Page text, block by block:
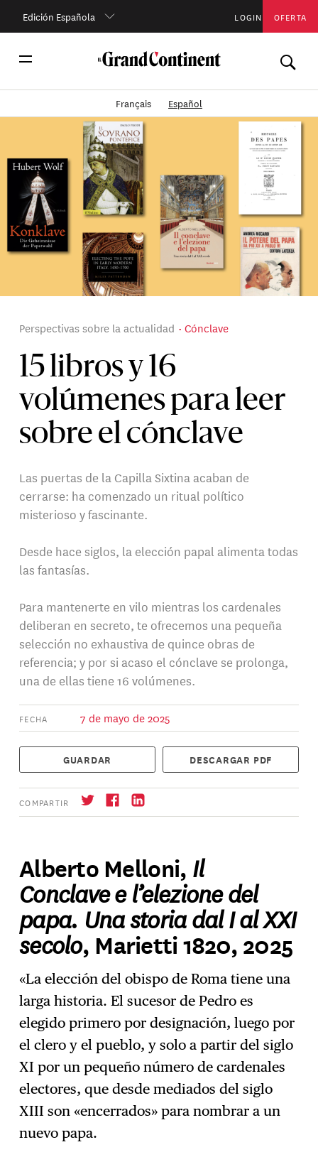
Edición Española LOGIN OFERTA
Français Español
15 libros y 16
volúmenes para leer
sobre el cónclave
Perspectivas sobre la actualidad Cónclave
Las puertas de la Capilla Sixtina acaban de
cerrarse: ha comenzado un ritual político
misterioso y fascinante.
Desde hace siglos, la elección papal alimenta todas
las fantasías.
Para mantenerte en vilo mientras los cardenales
deliberan en secreto, te ofrecemos una pequeña
selección no exhaustiva de quince obras de
referencia; y por si acaso el cónclave se prolonga,
una de ellas tiene 16 volúmenes.
FECHA 7 de mayo de 2025
GUARDAR DESCARGAR PDF
COMPARTIR
→ Suscríbase
Alberto Melloni, Il
Conclave e l’elezione del
papa. Una storia dal I al XXI
secolo, Marietti 1820, 2025
«La elección del obispo de Roma tiene una
larga historia. El sucesor de Pedro es
elegido primero por designación, luego por
el clero y el pueblo, y solo a partir del siglo
XI por un pequeño número de cardenales
electores, que desde mediados del siglo
XIII son «encerrados» para nombrar a un
nuevo papa.